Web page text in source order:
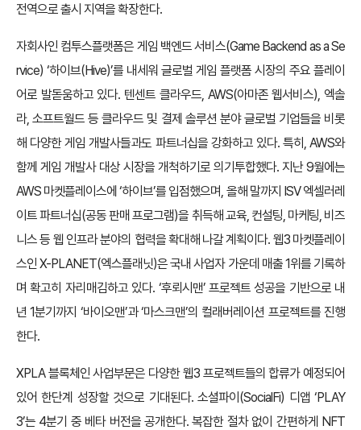
전역으로 출시 지역을 확장한다.
자회사인 컴투스플랫폼은 게임 백엔드 서비스(Game Backend as a Se
rvice) ‘하이브(Hive)’를 내세워 글로벌 게임 플랫폼 시장의 주요 플레이
어로 발돋움하고 있다. 텐센트 클라우드, AWS(아마존 웹서비스), 엑솔
라, 소프트월드 등 클라우드 및 결제 솔루션 분야 글로벌 기업들을 비롯
해 다양한 게임 개발사들과도 파트너십을 강화하고 있다. 특히, AWS와
함께 게임 개발사 대상 시장을 개척하기로 의기투합했다. 지난 9월에는
AWS 마켓플레이스에 ‘하이브’를 입점했으며, 올해 말까지 ISV 엑셀러레
이트 파트너십(공동 판매 프로그램)을 취득해 교육, 컨설팅, 마케팅, 비즈
니스 등 웹 인프라 분야의 협력을 확대해 나갈 계획이다. 웹3 마켓플레이
스인 X-PLANET(엑스플래닛)은 국내 사업자 가운데 매출 1위를 기록하
며 확고히 자리매김하고 있다. ‘후뢰시맨’ 프로젝트 성공을 기반으로 내
년 1분기까지 ‘바이오맨’과 ‘마스크맨’의 컬래버레이션 프로젝트를 진행
한다.
XPLA 블록체인 사업부문은 다양한 웹3 프로젝트들의 합류가 예정되어
있어 한단계 성장할 것으로 기대된다. 소셜파이(SocialFi) 디앱 ‘PLAY
3’는 4분기 중 베타 버전을 공개한다. 복잡한 절차 없이 간편하게 NFT